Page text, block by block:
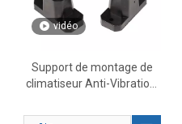
vidéo
Support de montage de
climatiseur Anti-Vibration,
résistants aux chocs pour